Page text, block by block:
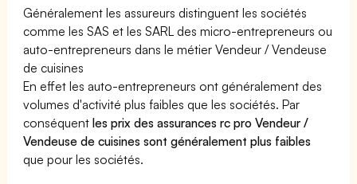
Généralement les assureurs distinguent les sociétés
comme les SAS et les SARL des micro-entrepreneurs ou
auto-entrepreneurs dans le métier Vendeur / Vendeuse
de cuisines
En effet les auto-entrepreneurs ont généralement des
volumes d'activité plus faibles que les sociétés. Par
conséquentles prix des assurances rc pro Vendeur /
Vendeuse de cuisines sont généralement plus faibles
que pour les sociétés.